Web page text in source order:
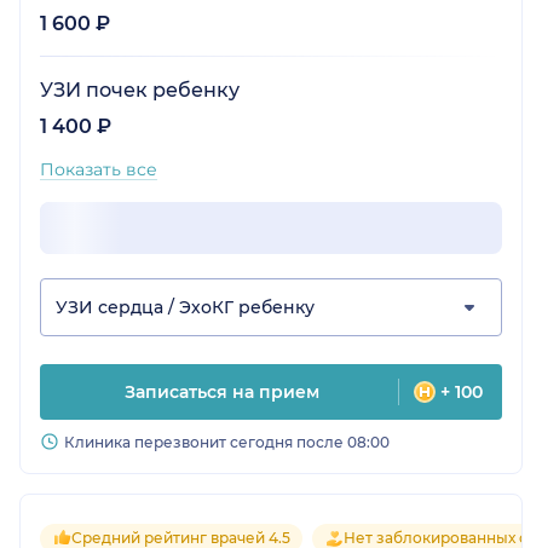
1 600 ₽
УЗИ почек ребенку
1 400 ₽
Показать все
УЗИ сердца / ЭхоКГ ребенку
Записаться на прием + 100
Клиника перезвонит сегодня после 08:00
Средний рейтинг врачей 4.5 Нет заблокированных